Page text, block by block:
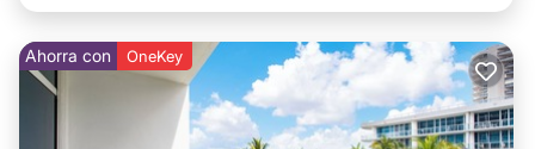
Ahorra con OneKey